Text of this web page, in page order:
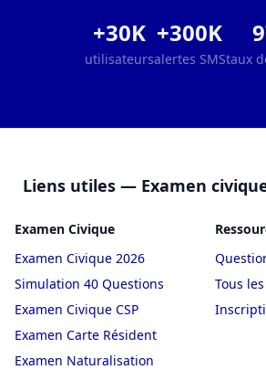
+30K
utilisateurs
+300K
alertes SMStaux
Liens utiles — Examen
Examen Civique
Examen Civique 2026
Simulation 40 Questions
Examen Civique CSP
Examen Carte Résident
Examen Naturalisation
Tous